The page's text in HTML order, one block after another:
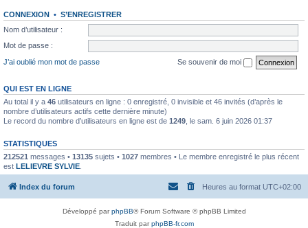
CONNEXION • S’ENREGISTRER
Nom d’utilisateur :
Mot de passe :
J’ai oublié mon mot de passe
Se souvenir de moi
QUI EST EN LIGNE
Au total il y a 46 utilisateurs en ligne : 0 enregistré, 0 invisible et 46 invités (d’après le
nombre d’utilisateurs actifs cette dernière minute)
Le record du nombre d’utilisateurs en ligne est de 1249 , le sam. 6 juin 2026 01:37
STATISTIQUES
212521 messages • 13135 sujets • 1027 membres • Le membre enregistré le plus récent
est LELIEVRE SYLVIE
Index du forum Heures au format UTC+02:00
Développé parphpBB® Forum Software © phpBB Limited
Traduit parphpBB-fr.com